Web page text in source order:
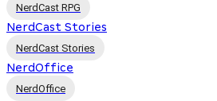
NerdCast RPG
NerdCast Stories
NerdCast Stories
NerdOffice
NerdOffice